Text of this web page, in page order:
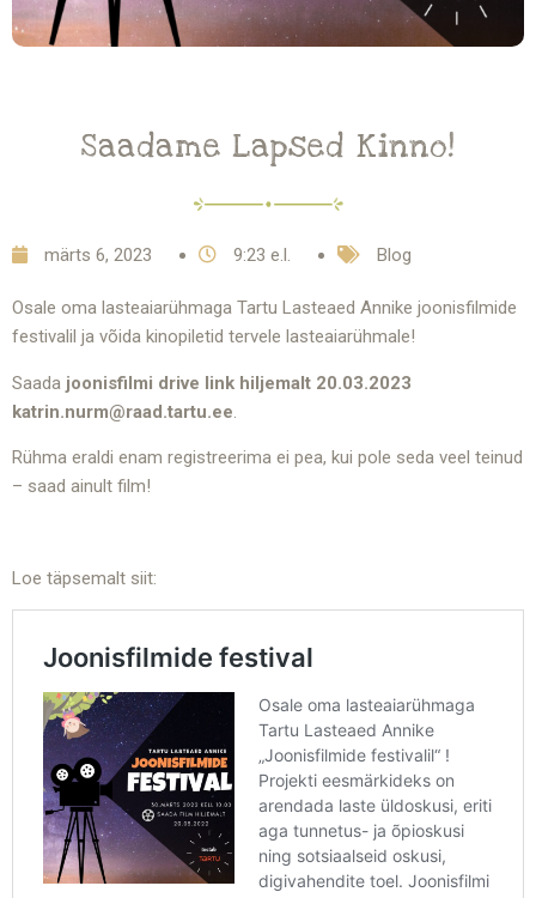
Saadame Lapsed Kinno!
märts 6, 2023 9:23 e.l. Blog
Osale oma lasteaiarühmaga Tartu Lasteaed Annike joonisfilmide
festivalil ja võida kinopiletid tervele lasteaiarühmale!
Saada joonisfilmi drive link hiljemalt 20.03.2023
katrin.nurm@raad.tartu.ee.
Rühma eraldi enam registreerima ei pea, kui pole seda veel teinud
– saad ainult film!
Loe täpsemalt siit: